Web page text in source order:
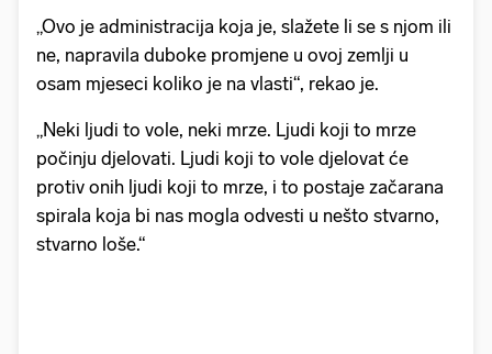
„Ovo je administracija koja je, slažete li se s njom ili
ne, napravila duboke promjene u ovoj zemlji u
osam mjeseci koliko je na vlasti“, rekao je.
„Neki ljudi to vole, neki mrze. Ljudi koji to mrze
počinju djelovati. Ljudi koji to vole djelovat će
protiv onih ljudi koji to mrze, i to postaje začarana
spirala koja bi nas mogla odvesti u nešto stvarno,
stvarno loše.“